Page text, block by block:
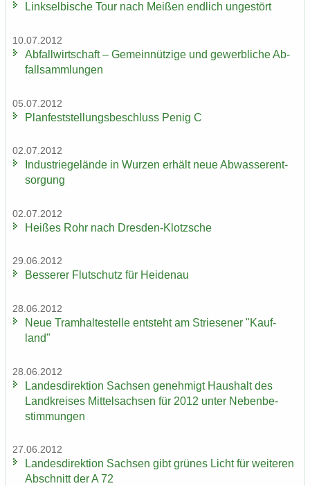
Linksel­bi­sche Tour nach Mei­ßen end­lich un­ge­stört
10.07.2012
Ab­fall­wirt­schaft – Ge­mein­nüt­zi­ge und ge­werb­li­che Ab­
fall­samm­lun­gen
05.07.2012
Plan­fest­stel­lungs­be­schluss Penig C
02.07.2012
In­dus­trie­ge­län­de in Wur­zen er­hält neue Ab­was­ser­ent­
sor­gung
02.07.2012
Hei­ßes Rohr nach Dresden-​Klotzsche
29.06.2012
Bes­se­rer Flut­schutz für Hei­den­au
28.06.2012
Neue Tram­hal­te­stel­le ent­steht am Strie­se­ner "Kauf­
land"
28.06.2012
Lan­des­di­rek­ti­on Sach­sen ge­neh­migt Haus­halt des
Land­krei­ses Mit­tel­sach­sen für 2012 unter Ne­ben­be­
stim­mun­gen
27.06.2012
Lan­des­di­rek­ti­on Sach­sen gibt grü­nes Licht für wei­te­ren
Ab­schnitt der A 72